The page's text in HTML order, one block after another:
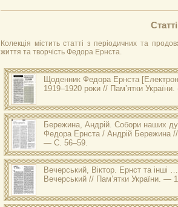
Статті
Колекція містить статті з періодичних та
життя та творчість Федора Ернста.
Щоденник Федора Ернста
1919–1920 роки // Пам’ятки
Бережина, Андрій. Собори наших
Федора Ернста / Андрій Бережина
— С. 56–59.
Вечерський, Віктор. Ернст та інші …
Вечерський // Пам’ятки України.